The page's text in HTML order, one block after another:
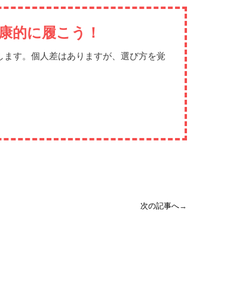
的に履こう！
す。個人差はありますが、選び方を覚
次の記事へ→